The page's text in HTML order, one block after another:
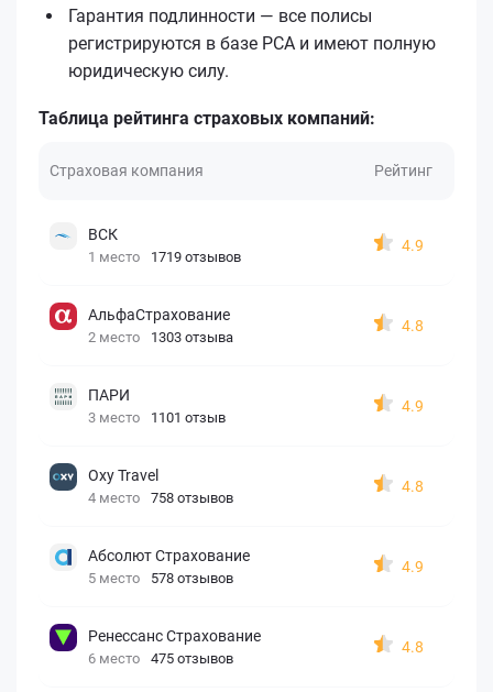
Гарантия подлинности — все полисы
регистрируются в базе РСА и имеют полную
юридическую силу.
Таблица рейтинга страховых компаний:
Страховая компания Рейтинг
ВСК
1 место 1719 отзывов
4.9
АльфаСтрахование
2 место 1303 отзыва
4.8
ПАРИ
3 место 1101 отзыв
4.9
Oxy Travel
4 место 758 отзывов
4.8
Абсолют Страхование
5 место 578 отзывов
4.9
Ренессанс Страхование
6 место 475 отзывов
4.8